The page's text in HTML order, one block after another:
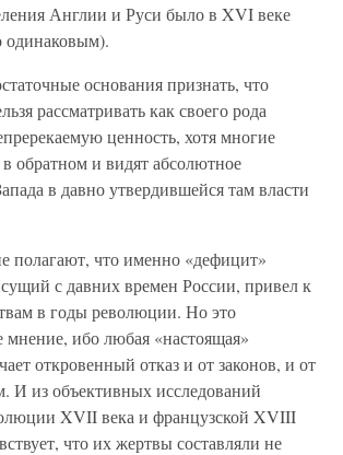
Англии и Руси было в XVI веке
одинаковым).
основания признать, что
рассматривать как своего рода
ценность, хотя многие
обратном и видят абсолютное
в давно утвердившейся там власти
полагают, что именно «дефицит»
с давних времен России, привел к
в годы революции. Но это
мнение, ибо любая «настоящая»
откровенный отказ и от законов, и от
И из объективных исследований
XVII века и французской XVIII
что их жертвы составляли не